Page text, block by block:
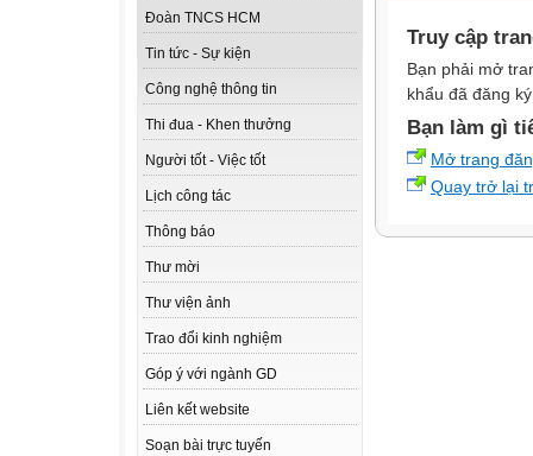
Đoàn TNCS HCM
Tin tức - Sự kiện
Công nghệ thông tin
Thi đua - Khen thưởng
Người tốt - Việc tốt
Lịch công tác
Thông báo
Thư mời
Thư viện ảnh
Trao đổi kinh nghiệm
Góp ý với ngành GD
Liên kết website
Soạn bài trực tuyến
Truy cập
Bạn phải mở
khẩu đã đăng
Bạn làm gì
Mở trang
Quay trở lại